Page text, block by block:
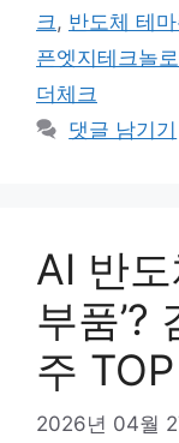
크, 반도체 테
픈엣지테크놀
더체크
댓글 남기기
AI 반
부품’?
주
2026년 04월